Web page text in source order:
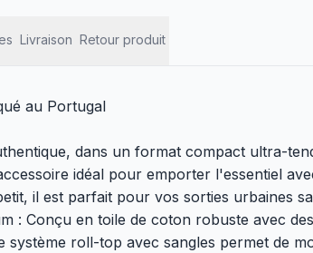
Livraison Retour produit
au Portugal
dans un format compact ultra-
idéal pour emporter l'essentiel
il est parfait pour vos sorties urbaines
: Conçu en toile de coton robuste avec
système roll-top avec sangles permet de